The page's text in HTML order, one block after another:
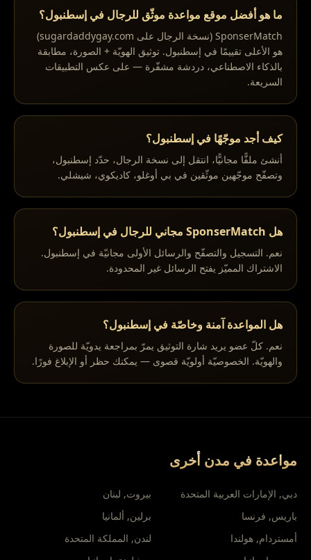
ما هو أفضل موقع مواعدة موثّق للرجال في إسطنبول؟
SponserMatch (نسخة الرجال على sugardaddygay.com)
هو الأعلى تقييمًا في إسطنبول. توثيق الهويّة + الصورة، مطابقة
بالذكاء الاصطناعي، دردشة مشفّرة — على عكس التطبيقات
السريعة.
كيف أجد موجّهًا في إسطنبول؟
أنشئ ملفًّا مجانيًّا، انتقل إلى نسخة الرجال، حدّد إسطنبول،
وتصفّح موجّهين موثّقين في بي أوغلو، كاديكوي، شيشلي.
هل SponserMatch مجاني للرجال في إسطنبول؟
نعم. التسجيل والتصفّح والرسائل الأولى مجانيّة في إسطنبول.
الاشتراك المميّز يفتح الرسائل غير المحدودة.
هل المواعدة آمنة وخاصّة في إسطنبول؟
نعم. كلّ عضو يريد شارة التوثيق يمرّ بمراجعة يدويّة للصورة
والهويّة. الخصوصيّة أولويّة قصوى — يمكنك حظر أو الإبلاغ فورًا.
مواعدة في مدن أخرى
دبي, الإمارات العربية المتحدة بيروت, لبنان
باريس, فرنسا برلين, ألمانيا
أمستردام, هولندا لندن, المملكة المتحدة